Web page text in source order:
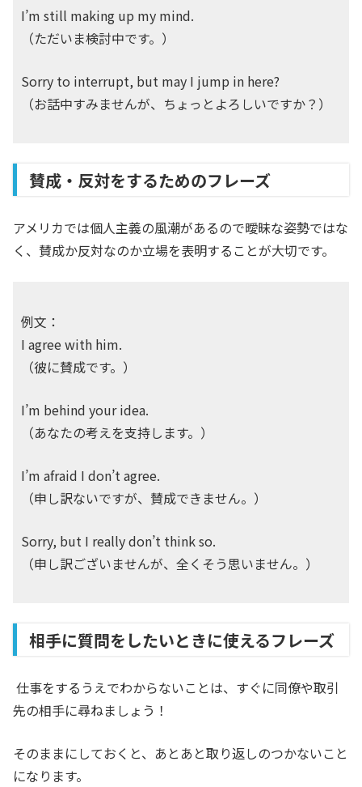
I’m still making up my mind.
（ただいま検討中です。）
Sorry to interrupt, but may I jump in here?
（お話中すみませんが、ちょっとよろしいですか？）
賛成・反対をするためのフレーズ
アメリカでは個人主義の風潮があるので曖昧な姿勢ではな
く、賛成か反対なのか立場を表明することが大切です。
例文：
I agree with him.
（彼に賛成です。）
I’m behind your idea.
（あなたの考えを支持します。）
I’m afraid I don’t agree.
（申し訳ないですが、賛成できません。）
Sorry, but I really don’t think so.
（申し訳ございませんが、全くそう思いません。）
相手に質問をしたいときに使えるフレーズ
仕事をするうえでわからないことは、すぐに同僚や取引
先の相手に尋ねましょう！
そのままにしておくと、あとあと取り返しのつかないこと
になります。